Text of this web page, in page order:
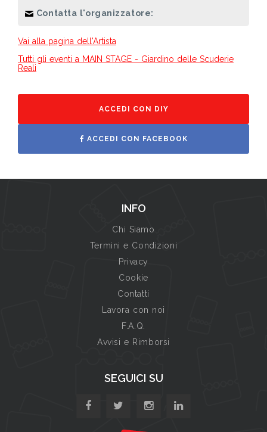
Contatta l'organizzatore:
Vai alla pagina dell'Artista
Tutti gli eventi a MAIN STAGE - Giardino delle Scuderie
Reali
ACCEDI CON DIY
ACCEDI CON FACEBOOK
INFO
Chi Siamo
Termini e Condizioni
Privacy
Cookie
Contatti
Lavora con noi
F.A.Q.
Avvisi e Rimborsi
SEGUICI SU